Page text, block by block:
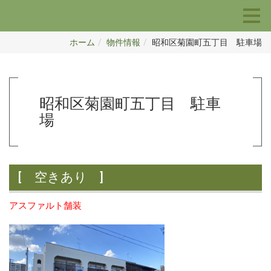
ホーム 物件情報 昭和区菊園町五丁目 駐車場
昭和区菊園町五丁目 駐車
場
[ 空きあり ]
アスファルト舗装